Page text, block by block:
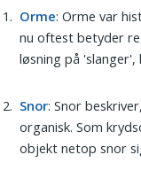
Orme: Orme var
nu oftest betyder
løsning på
Snor: Snor
organisk. Som
objekt netop snor